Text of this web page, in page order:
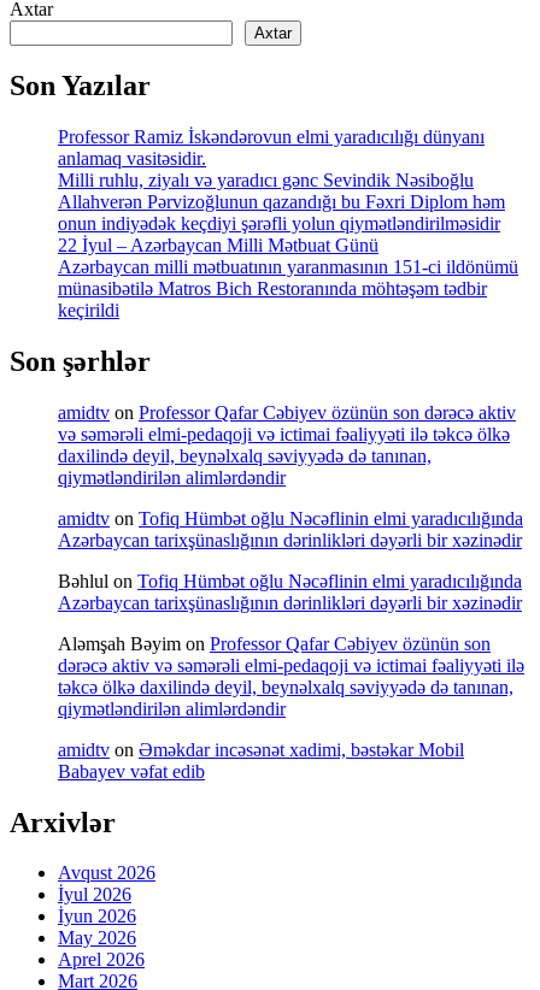
Axtar
Axtar
Son Yazılar
Professor Ramiz İskəndərovun elmi yaradıcılığı dünyanı
anlamaq vasitəsidir.
Milli ruhlu, ziyalı və yaradıcı gənc Sevindik Nəsiboğlu
Allahverən Pərvizoğlunun qazandığı bu Fəxri Diplom həm
onun indiyədək keçdiyi şərəfli yolun qiymətləndirilməsidir
22 İyul – Azərbaycan Milli Mətbuat Günü
Azərbaycan milli mətbuatının yaranmasının 151-ci ildönümü
münasibətilə Matros Bich Restoranında möhtəşəm tədbir
keçirildi
Son şərhlər
amidtv on Professor Qafar Cəbiyev özünün son dərəcə aktiv
və səmərəli elmi-pedaqoji və ictimai fəaliyyəti ilə təkcə ölkə
daxilində deyil, beynəlxalq səviyyədə də tanınan,
qiymətləndirilən alimlərdəndir
amidtv on Tofiq Hümbət oğlu Nəcəflinin elmi yaradıcılığında
Azərbaycan tarixşünaslığının dərinlikləri dəyərli bir xəzinədir
Bəhlul on Tofiq Hümbət oğlu Nəcəflinin elmi yaradıcılığında
Azərbaycan tarixşünaslığının dərinlikləri dəyərli bir xəzinədir
Aləmşah Bəyim on Professor Qafar Cəbiyev özünün son
dərəcə aktiv və səmərəli elmi-pedaqoji və ictimai fəaliyyəti ilə
təkcə ölkə daxilində deyil, beynəlxalq səviyyədə də tanınan,
qiymətləndirilən alimlərdəndir
amidtv on Əməkdar incəsənət xadimi, bəstəkar Mobil
Babayev vəfat edib
Arxivlər
Avqust 2026
İyul 2026
İyun 2026
May 2026
Aprel 2026
Mart 2026